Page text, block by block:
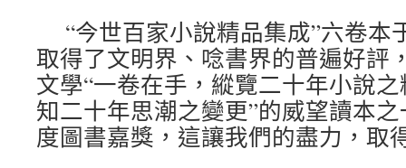
“今世百家小說精品集成”六卷本
取得了文明界、唸書界的普遍好評
文學“一卷在手，縱覽二十年小說
知二十年思潮之變更”的威望讀本
度圖書嘉獎，這讓我們的盡力，取